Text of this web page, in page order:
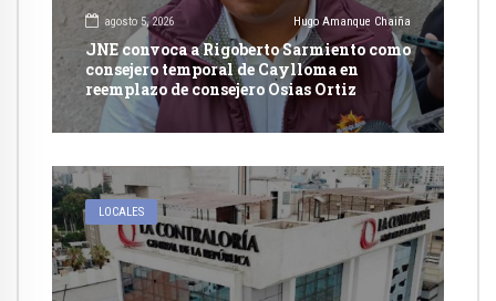
agosto 5, 2026 Hugo Amanque Chaiña
JNE convoca a Rigoberto Sarmiento como
consejero temporal de Caylloma en
reemplazo de consejero Osias Ortiz
LOCALES